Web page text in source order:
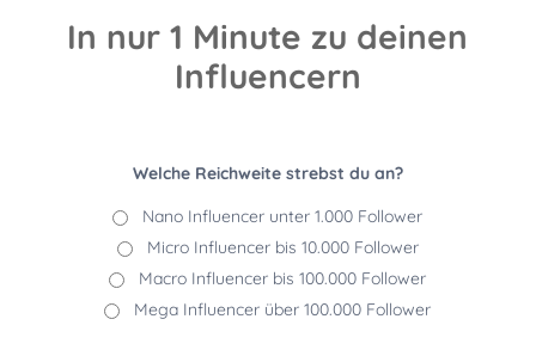
In nur 1 Minute zu deinen
Influencern
Welche Reichweite strebst du an?
Nano Influencer unter 1.000 Follower
Micro Influencer bis 10.000 Follower
Macro Influencer bis 100.000 Follower
Mega Influencer über 100.000 Follower